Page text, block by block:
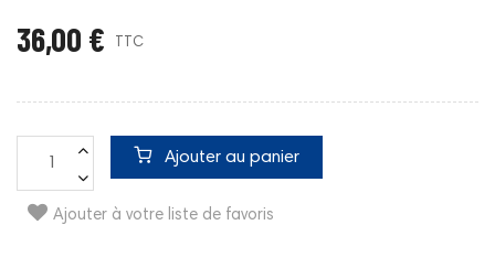
36,00 € TTC
Ajouter au panier
Ajouter à votre liste de favoris